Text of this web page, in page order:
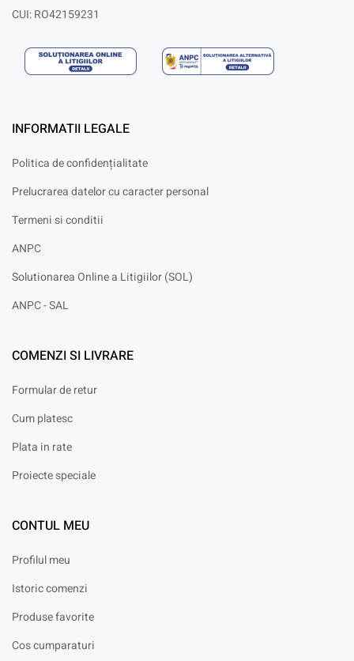
CUI: RO42159231
INFORMATII LEGALE
Politica de confidențialitate
Prelucrarea datelor cu caracter personal
Termeni si conditii
ANPC
Solutionarea Online a Litigiilor (SOL)
ANPC - SAL
COMENZI SI LIVRARE
Formular de retur
Cum platesc
Plata in rate
Proiecte speciale
CONTUL MEU
Profilul meu
Istoric comenzi
Produse favorite
Cos cumparaturi